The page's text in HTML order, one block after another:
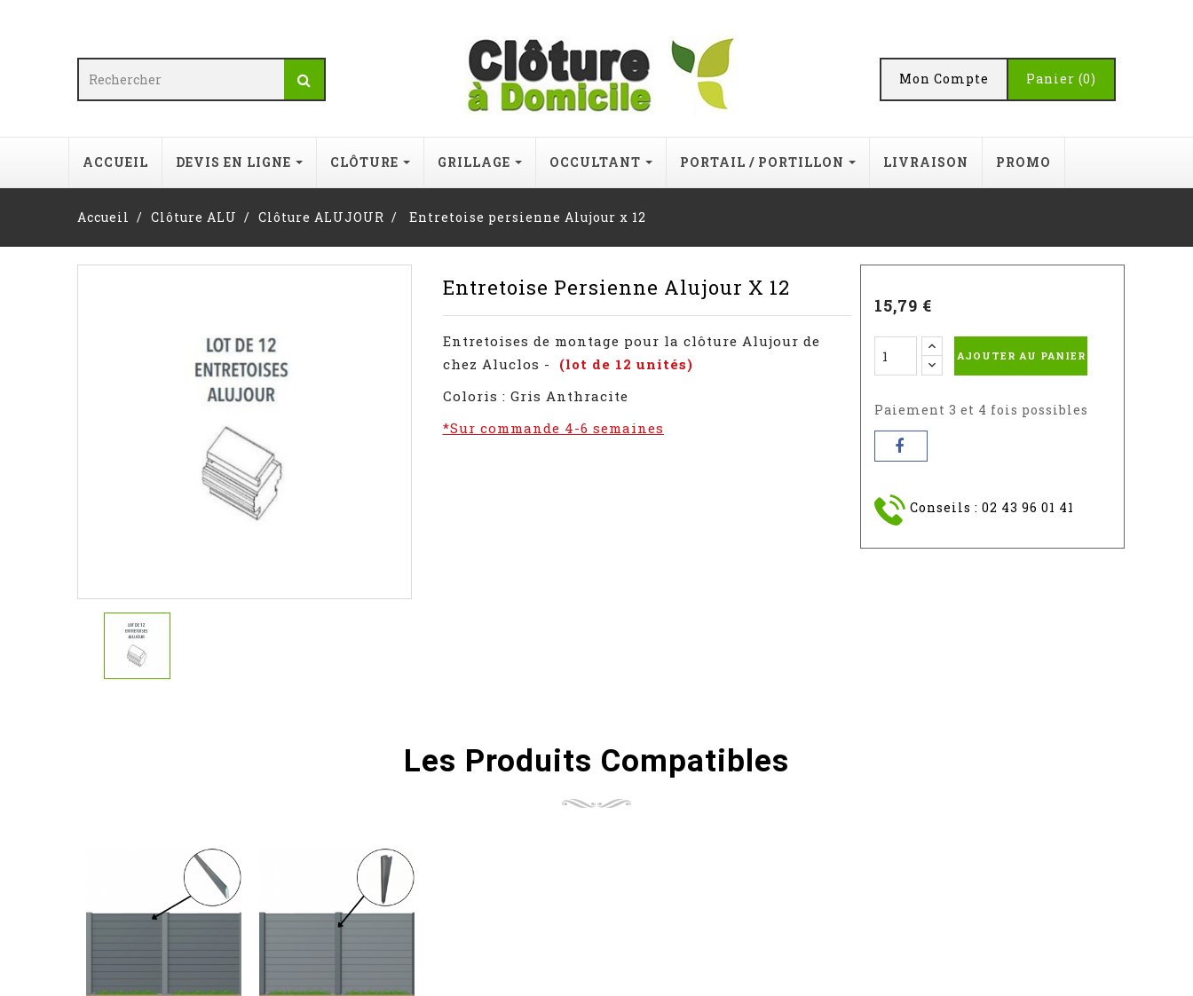
Panier (0)
Mon Compte
ACCUEIL DEVIS EN LIGNE CLÔTURE GRILLAGE OCCULTANT PORTAIL / PORTILLON LIVRAISON PROMO
Accueil Clôture ALU Clôture ALUJOUR Entretoise persienne Alujour x 12
Entretoise Persienne Alujour X 12
Entretoises de montage pour la clôture Alujour de
chez Aluclos - (lot de 12 unités)
Coloris : Gris Anthracite
*Sur commande 4-6 semaines
15,79 €
AJOUTER AU PANIER
Paiement 3 et 4 fois possibles
Conseils : 02 43 96 01 41
Les Produits Compatibles